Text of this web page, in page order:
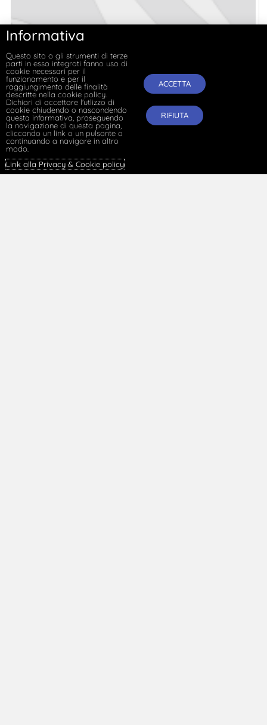
Superminimi ed equivalenza economica dei contratti
Informativa
Questo sito o gli strumenti di terze
parti in esso integrati fanno uso di
cookie necessari per il
funzionamento e per il
raggiungimento delle finalità
descritte nella cookie policy.
Dichiari di accettare l'utlizzo di
cookie chiudendo o nascondendo
questa informativa, proseguendo
la navigazione di questa pagina,
cliccando un link o un pulsante o
continuando a navigare in altro
modo.
Link alla Privacy & Cookie policy.
ACCETTA
RIFIUTA